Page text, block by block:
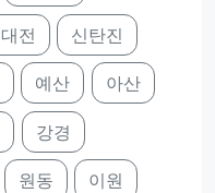
대전 신탄진
예산 아산
강경
원동 이원